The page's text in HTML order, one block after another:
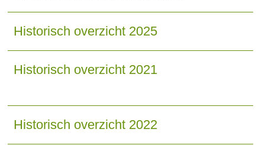
Historisch overzicht 2025
Historisch overzicht 2021
Historisch overzicht 2022